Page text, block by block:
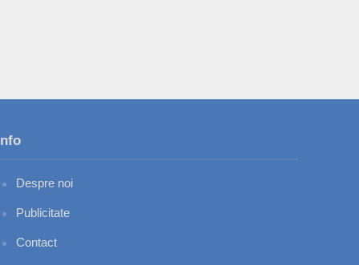
Despre noi
Publicitate
Contact